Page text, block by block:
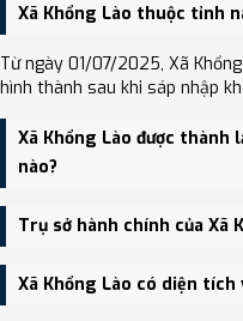
Xã Khổng Lào thuộc tỉnh
Từ ngày 01/07/2025, Xã
hình thành sau khi sáp nhập
Xã Khổng Lào được thành
nào?
Xã Khổng Lào được thành lập
Xã Bản Lang, Xã Khổng Lào.
Trụ sở hành chính của Xã
Trụ sở hành chính mới của
Khổng Lào - trung tâm khu vực
Xã Khổng Lào có diện tích